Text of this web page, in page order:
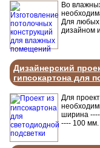
Во
Для
дизайном
Дизайнерский
гипсокартона для
Для
ширина
---- 100 мм.